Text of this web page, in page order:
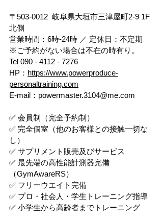
〒503-0012  岐阜県大垣市三津屋町2-9 1F
北側
営業時間：6時-24時 ／ 定休日：不定期
※ご予約がない場合は不在の時有り。
Tel 090 - 4112 - 7276
HP： https://www.powerproduce-
personaltraining.com
E-mail：powermaster.3104@me.com
✅ 会員制（完全予約制）
✅ 完全個室（他のお客様との接触一切な
し）
✅ サプリメント販売及びサービス
✅ 最先端の高性能計測器完備
（GymAwareRS）
✅ フリーウエイト完備
✅ プロ・社会人・学生トレーニング指導
✅ 小学生から高齢者までトレーニング